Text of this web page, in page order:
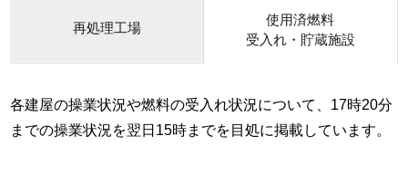
再処理工場
使用済燃料
受入れ・貯蔵施設
各建屋の操業状況や燃料の受入れ状況について、17時20分
までの操業状況を翌日15時までを目処に掲載しています。